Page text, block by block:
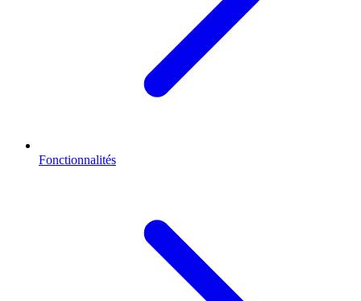
Fonctionnalités